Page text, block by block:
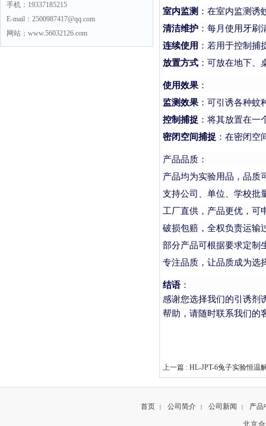
手机：19337185215
E-mail：2500987417@qq.com
网站：www.56032126.com
室内监测 ：在室内监测
清洁维护 ：每月使用牙
连续使用 ：若用于控制捕
放置方式 ：可放在地下
使用效果 ：
监测效果 ：可引诱各种
控制捕捉 ：将其放置在一
密闭空间捕捉 ：在密闭空
产品品质：
产品均为实验用品，品质
支持公司、单位、学校批
工厂直供，产品更优，可
破损包赔，全权负责运输
部分产品可根据要求定制
专注品质，让品质成为选
结语 ：
感谢您选择我们的引诱剂
帮助，请随时联系我们的
上一篇 : HL-JPT-6兔子实验恒温
首页 | 公司简介 | 公司新闻 | 产品
北京